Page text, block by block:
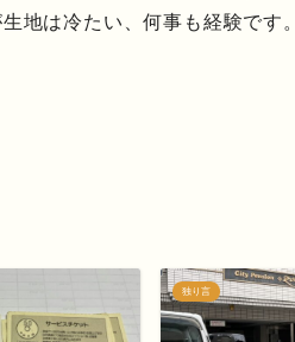
地は冷たい、何事も経験です。
独り言